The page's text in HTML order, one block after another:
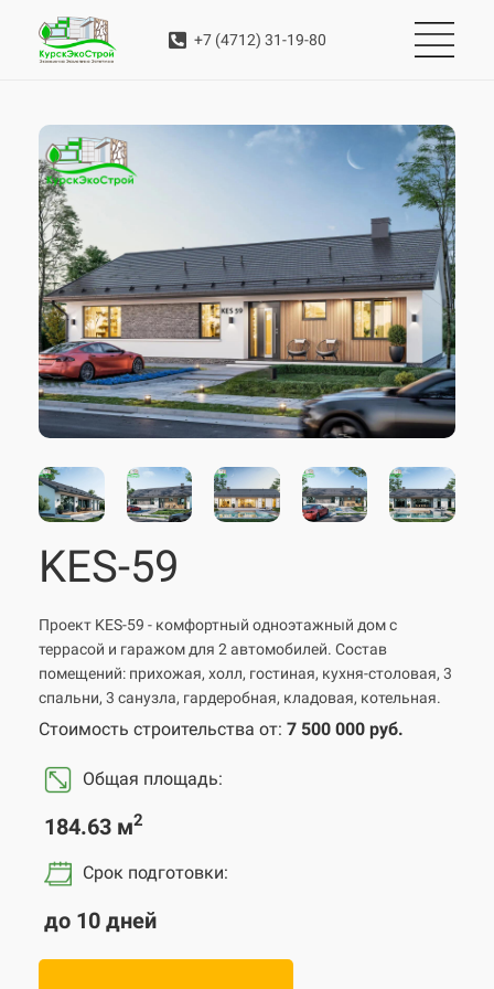
+7 (4712) 31-19-80
KES-59
Проект KES-59 - комфортный одноэтажный дом с
террасой и гаражом для 2 автомобилей. Состав
помещений: прихожая, холл, гостиная, кухня-столовая, 3
спальни, 3 санузла, гардеробная, кладовая, котельная.
Стоимость строительства от: 7 500 000 руб.
Общая площадь:
184.63 м2
Срок подготовки:
до 10 дней